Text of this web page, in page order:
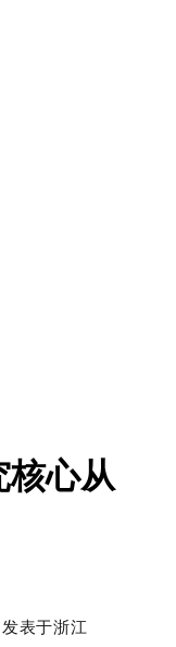
核心从
发表于浙江